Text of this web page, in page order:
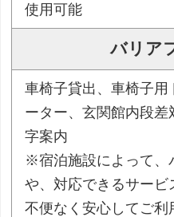
使用可能
バリア
車椅子貸出、車椅子
ーター、玄関館内段
字案内
※宿泊施設によって、
や、対応できるサー
不便なく安心してご